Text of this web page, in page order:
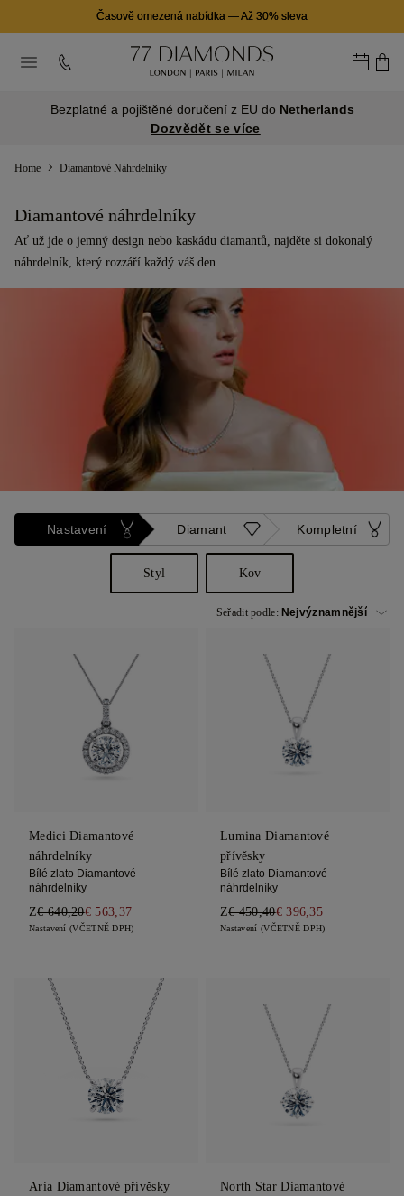
Časově omezená nabídka —Až 30% sleva
Bezplatné a pojištěné doručení z EU do Netherlands
Dozvědět se více
Home Diamantové Náhrdelníky
Diamantové náhrdelníky
Ať už jde o jemný design nebo kaskádu diamantů, najděte si dokonalý
náhrdelník, který rozzáří každý váš den.
Nastavení Diamant Kompletní
Styl Kov
Seřadit podle:
Medici Diamantové
náhrdelníky
Bílé zlato Diamantové
náhrdelníky
Z€ 640,20€ 563,37
Nastavení (VČETNĚ DPH)
Lumina Diamantové
přívěsky
Bílé zlato Diamantové
náhrdelníky
Z€ 450,40€ 396,35
Nastavení (VČETNĚ DPH)
Aria Diamantové přívěsky
North Star Diamantové